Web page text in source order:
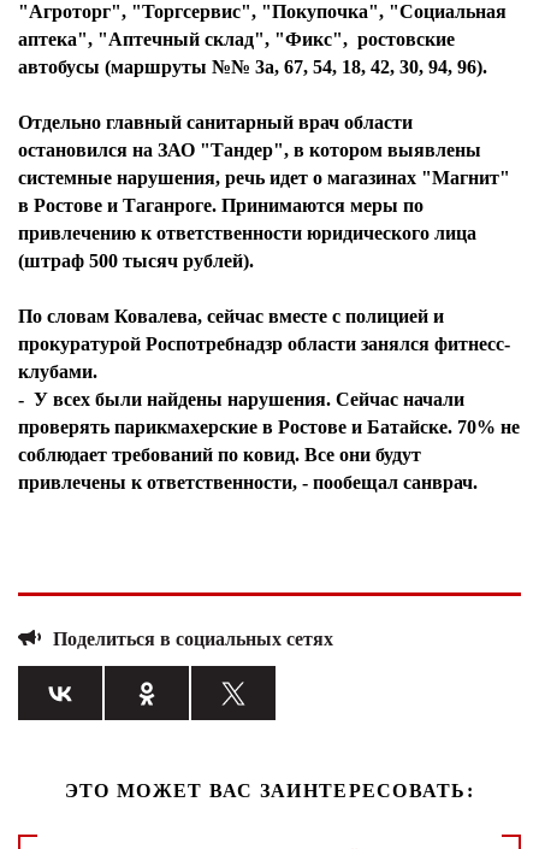
"Агроторг", "Торгсервис", "Покупочка", "Социальная
аптека", "Аптечный склад", "Фикс", ростовские
автобусы (маршруты №№ 3а, 67, 54, 18, 42, 30, 94, 96).
Отдельно главный санитарный врач области
остановился на ЗАО "Тандер", в котором выявлены
системные нарушения, речь идет о магазинах "Магнит"
в Ростове и Таганроге. Принимаются меры по
привлечению к ответственности юридического лица
(штраф 500 тысяч рублей).
По словам Ковалева, сейчас вместе с полицией и
прокуратурой Роспотребнадзр области занялся фитнесс-
клубами.
- У всех были найдены нарушения. Сейчас начали
проверять парикмахерские в Ростове и Батайске. 70% не
соблюдает требований по ковид. Все они будут
привлечены к ответственности, - пообещал санврач.
Поделиться в социальных сетях
ЭТО МОЖЕТ ВАС ЗАИНТЕРЕСОВАТЬ: